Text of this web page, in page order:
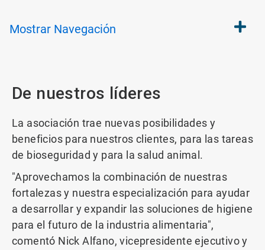
Mostrar Navegación
De nuestros líderes
La asociación trae nuevas posibilidades y
beneficios para nuestros clientes, para las tareas
de bioseguridad y para la salud animal.
"Aprovechamos la combinación de nuestras
fortalezas y nuestra especialización para ayudar
a desarrollar y expandir las soluciones de higiene
para el futuro de la industria alimentaria",
comentó Nick Alfano, vicepresidente ejecutivo y